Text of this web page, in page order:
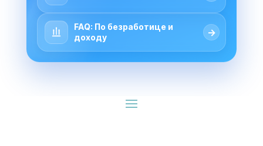
FAQ: По безработице и
доходу
→